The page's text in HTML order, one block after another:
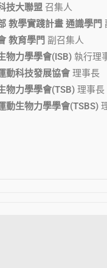
技大聯盟召集人
教學實踐計畫 通識學門
教育學門 副召集人
物力學學會(ISB)執行理
動科技發展協會理事長
物力學學會(TSB)理事長
動生物力學學會(TSBS)